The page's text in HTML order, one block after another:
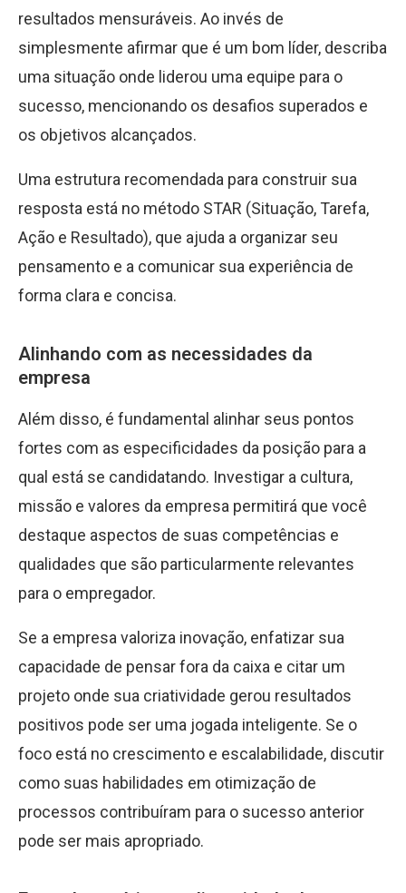
resultados mensuráveis. Ao invés de
simplesmente afirmar que é um bom líder, describa
uma situação onde liderou uma equipe para o
sucesso, mencionando os desafios superados e
os objetivos alcançados.
Uma estrutura recomendada para construir sua
resposta está no método STAR (Situação, Tarefa,
Ação e Resultado), que ajuda a organizar seu
pensamento e a comunicar sua experiência de
forma clara e concisa.
Alinhando com as necessidades da
empresa
Além disso, é fundamental alinhar seus pontos
fortes com as especificidades da posição para a
qual está se candidatando. Investigar a cultura,
missão e valores da empresa permitirá que você
destaque aspectos de suas competências e
qualidades que são particularmente relevantes
para o empregador.
Se a empresa valoriza inovação, enfatizar sua
capacidade de pensar fora da caixa e citar um
projeto onde sua criatividade gerou resultados
positivos pode ser uma jogada inteligente. Se o
foco está no crescimento e escalabilidade, discutir
como suas habilidades em otimização de
processos contribuíram para o sucesso anterior
pode ser mais apropriado.